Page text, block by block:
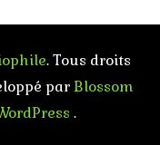
. Tous droits
parBlossom
.